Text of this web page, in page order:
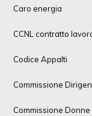
Caro energia
CCNL contratto
Codice Appalti
Commissione
Commissione